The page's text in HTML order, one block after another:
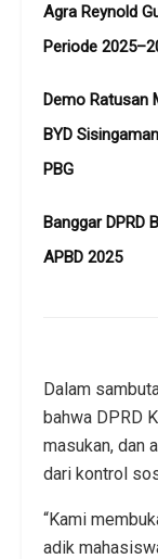
Agra Reynold
Periode
Demo Ratusan
BYD
PBG
Banggar DPRD
APBD 2025
Dalam
bahwa DPRD
masukan, dan
dari kontrol
“Kami
adik